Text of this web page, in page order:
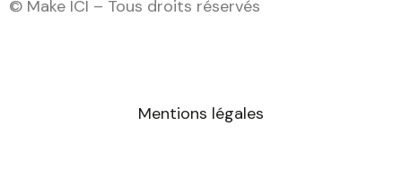
e t t t
© Make ICI – Tous droits réservés
Mentions légales